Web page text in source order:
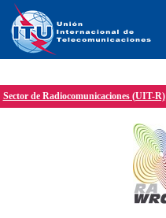
Sector de Radiocomunicaciones (UIT-R)